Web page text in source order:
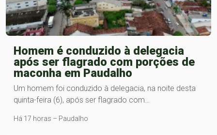
Homem é conduzido à delegacia
após ser flagrado com porções de
maconha em Paudalho
Um homem foi conduzido à delegacia, na noite desta
quinta-feira (6), após ser flagrado com…
Há 17 horas – Paudalho